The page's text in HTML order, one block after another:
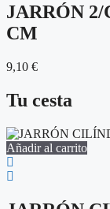
JARRÓN 2/
CM
9,10 €
Tu cesta
Añadir al carrito